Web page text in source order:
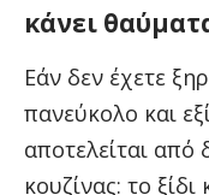
κάνει
Εάν δεν έχετε
πανεύκολο και
αποτελείται από
κουζίνας: το